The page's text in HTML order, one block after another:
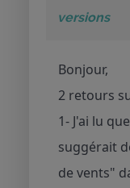
versions
Bonjour,
2 retours
1- J'ai lu
suggérait
de vents"